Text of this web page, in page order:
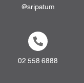
@sripatum
02 558 6888